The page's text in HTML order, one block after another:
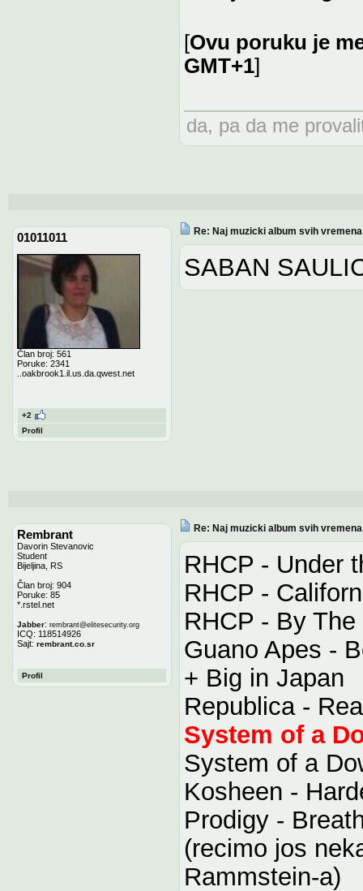
[Ovu poruku je
GMT+1]
da, pa da me
01011011
Član broj: 561
Poruke: 2341
..oakbrook1.il.us.da.qwest.net
+2
Profil
Re: Naj muzicki album svih vremena
SABAN
Rembrant
Davorin Stevanovic
Student
Bijeljina, RS
Član broj: 904
Poruke: 85
*.rstel.net
Jabber: rembrant@elitesecurity.org
ICQ: 118514926
Sajt: rembrant.co.sr
Profil
Re: Naj muzicki album svih vremena
RHCP - Under
RHCP -
RHCP - By The
Guano Apes -
+ Big in Japan
Republica -
System of a
System of a
Kosheen -
Prodigy -
(recimo jos
Rammstein-a)